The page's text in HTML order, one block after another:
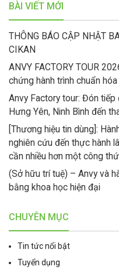
BÀI VIẾT MỚI
THÔNG BÁO CẬP NHẬT
CIKAN
ANVY FACTORY TOUR
chứng hành trình chuẩn
Anvy Factory tour: Đón
Hưng Yên, Ninh Bình đến
[Thương hiệu tin dùng]:
nghiên cứu đến thực hành
cần nhiều hơn một công
(Sở hữu trí tuệ) – Anvy và
bằng khoa học hiện đại
CHUYÊN MỤC
Tin tức nổi bật
Tuyển dụng